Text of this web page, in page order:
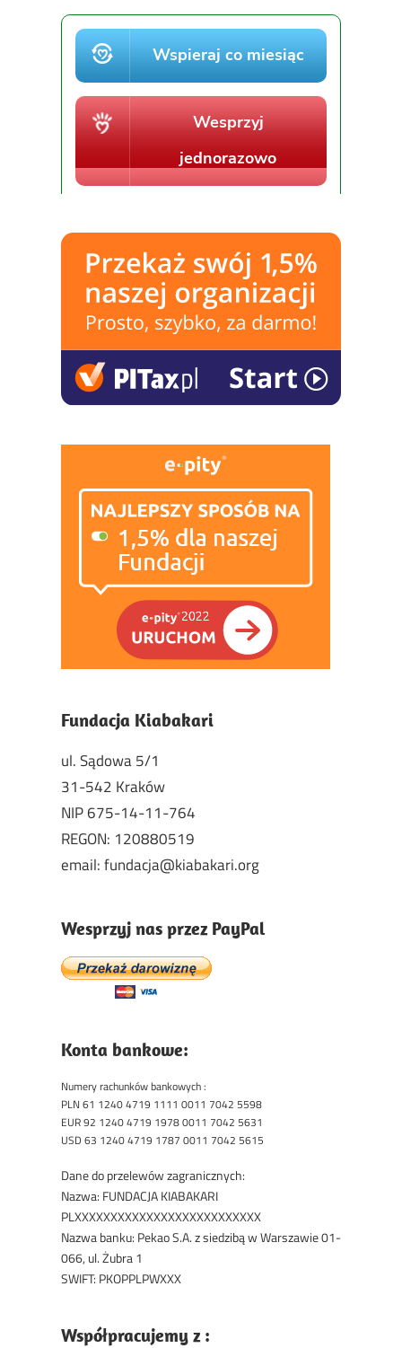
Fundacja Kiabakari
ul. Sądowa 5/1
31-542 Kraków
NIP 675-14-11-764
REGON: 120880519
email: fundacja@kiabakari.org
Wesprzyj nas przez PayPal
Konta bankowe:
Numery rachunków bankowych :
PLN 61 1240 4719 1111 0011 7042 5598
EUR 92 1240 4719 1978 0011 7042 5631
USD 63 1240 4719 1787 0011 7042 5615
Dane do przelewów zagranicznych:
Nazwa: FUNDACJA KIABAKARI
PLXXXXXXXXXXXXXXXXXXXXXXXXXX
Nazwa banku: Pekao S.A. z siedzibą w Warszawie 01-
066, ul. Żubra 1
SWIFT: PKOPPLPWXXX
Współpracujemy z :